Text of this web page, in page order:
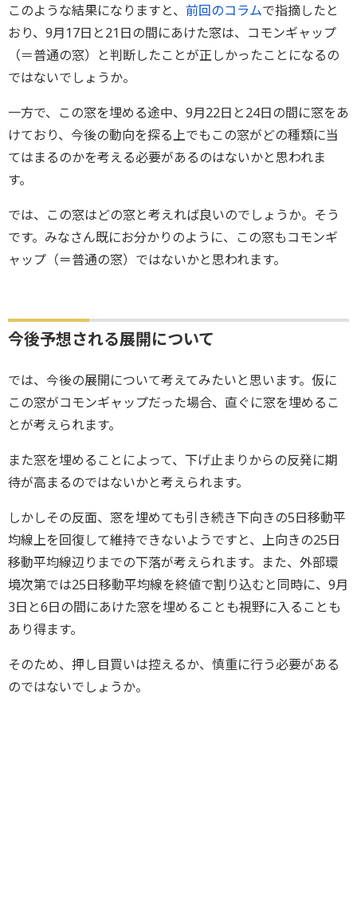
このような結果になりますと、 前回のコラムで指摘したと
おり、9月17日と21日の間にあけた窓は、コモンギャップ
（＝普通の窓）と判断したことが正しかったことになるの
ではないでしょうか。
一方で、この窓を埋める途中、9月22日と24日の間に窓をあ
けており、今後の動向を探る上でもこの窓がどの種類に当
てはまるのかを考える必要があるのはないかと思われま
す。
では、この窓はどの窓と考えれば良いのでしょうか。そう
です。みなさん既にお分かりのように、この窓もコモンギ
ャップ（＝普通の窓）ではないかと思われます。
今後予想される展開について
では、今後の展開について考えてみたいと思います。仮に
この窓がコモンギャップだった場合、直ぐに窓を埋めるこ
とが考えられます。
また窓を埋めることによって、下げ止まりからの反発に期
待が高まるのではないかと考えられます。
しかしその反面、窓を埋めても引き続き下向きの5日移動平
均線上を回復して維持できないようですと、上向きの25日
移動平均線辺りまでの下落が考えられます。また、外部環
境次第では25日移動平均線を終値で割り込むと同時に、9月
3日と6日の間にあけた窓を埋めることも視野に入ることも
あり得ます。
そのため、押し目買いは控えるか、慎重に行う必要がある
のではないでしょうか。